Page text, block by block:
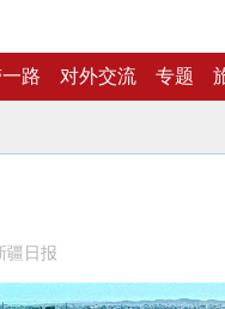
路 对外交流 专题
疆日报